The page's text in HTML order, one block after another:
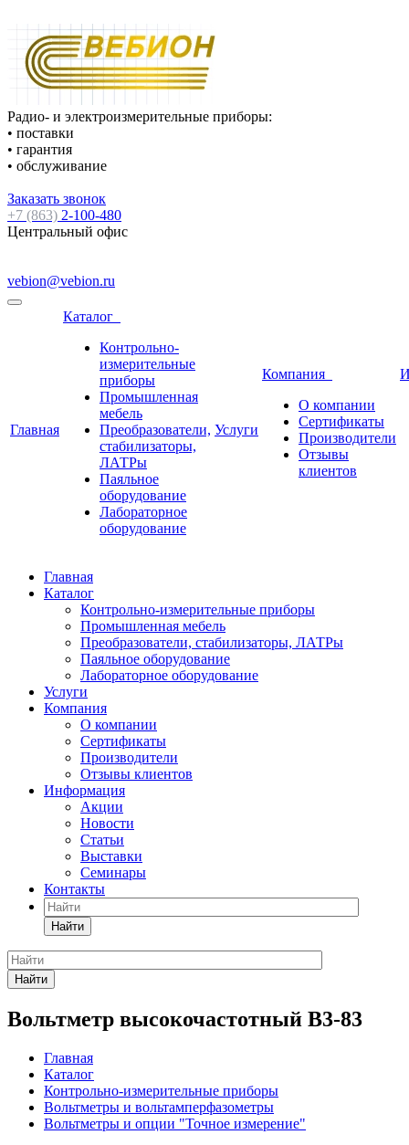
Радио- и электроизмерительные приборы:
• поставки
• гарантия
• обслуживание
Заказать звонок
+7 (863) 2-100-480
Центральный офис
vebion@vebion.ru
Главная
Каталог
Контрольно-
измерительные
приборы
Промышленная
мебель
Преобразователи,
стабилизаторы,
ЛАТРы
Паяльное
оборудование
Лабораторное
оборудование
Услуги
Компания
О компании
Сертификаты
Производители
Отзывы
клиентов
Главная
Каталог
Контрольно-измерительные приборы
Промышленная мебель
Преобразователи, стабилизаторы, ЛАТРы
Паяльное оборудование
Лабораторное оборудование
Услуги
Компания
О компании
Сертификаты
Производители
Отзывы клиентов
Информация
Акции
Новости
Статьи
Выставки
Семинары
Контакты
Найти
Найти
Вольтметр высокочастотный В3-83
Главная
Каталог
Контрольно-измерительные приборы
Вольтметры и вольтамперфазометры
Вольтметры и опции "Точное измерение"